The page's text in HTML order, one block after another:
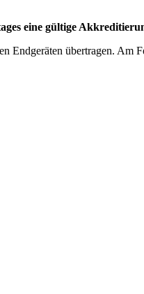
eine gültige
Endgeräten übertragen. Am